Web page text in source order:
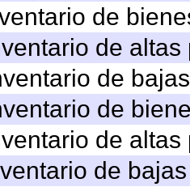
de
de
de
de
de
de